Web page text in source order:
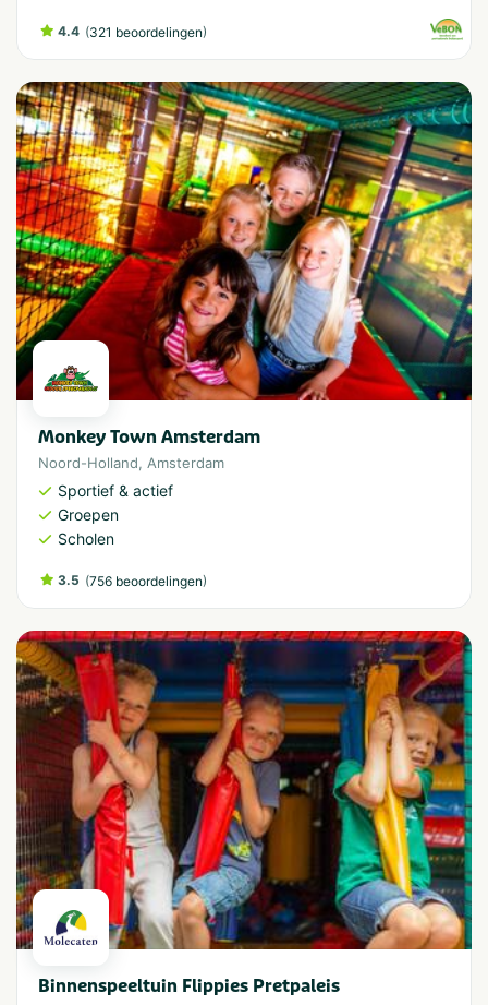
4.4 (321 beoordelingen)
Monkey Town Amsterdam
Noord-Holland, Amsterdam
Sportief & actief
Groepen
Scholen
3.5 (756 beoordelingen)
Binnenspeeltuin Flippies Pretpaleis